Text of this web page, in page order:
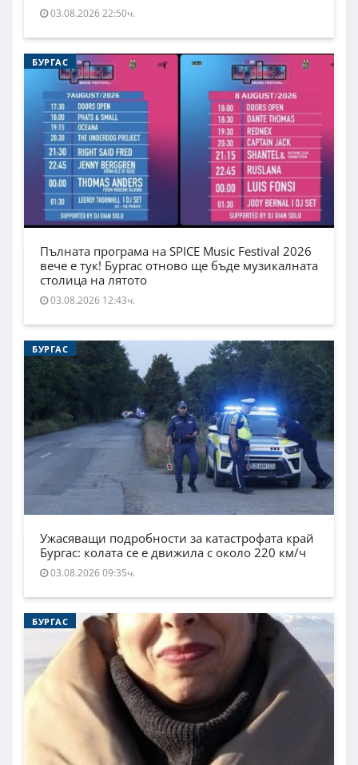
03.08.2026 22:50ч.
БУРГАС
Пълната програма на SPICE Music Festival 2026
вече е тук! Бургас отново ще бъде музикалната
столица на лятото
03.08.2026 12:43ч.
БУРГАС
Ужасяващи подробности за катастрофата край
Бургас: колата се е движила с около 220 км/ч
03.08.2026 09:35ч.
БУРГАС